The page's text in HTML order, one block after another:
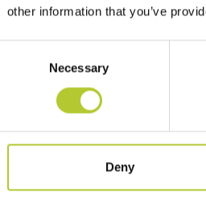
other information that you’ve
Necessary
Deny
Contatta i nostri team per dare
Contattaci